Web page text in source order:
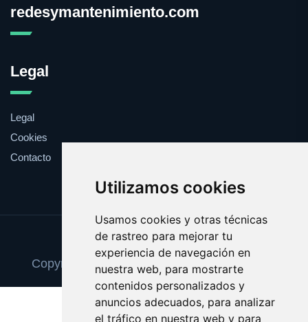
Utilizamos cookies
Usamos cookies y otras técnicas
de rastreo para mejorar tu
experiencia de navegación en
nuestra web, para mostrarte
contenidos personalizados y
anuncios adecuados, para analizar
el tráfico en nuestra web y para
redesymantenimiento.com
Legal
Legal
Cookies
Contacto
Update cookies preferences
Copyright © 2025 redesymantenimiento.com